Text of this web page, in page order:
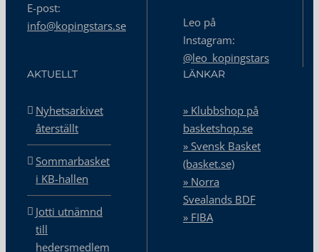
E-post:
info@kopingstars.se
Leo på
Instagram:
@leo_kopingstars
AKTUELLT
Nyhetsarkivet
återställt
Sommarbasket
i KB-hallen
Jotti utnämnd
till
hedersmedlem
LÄNKAR
» Klubbshop på
basketshop.se
» Svensk Basket
(basket.se)
» Norra
Svealands BDF
» FIBA